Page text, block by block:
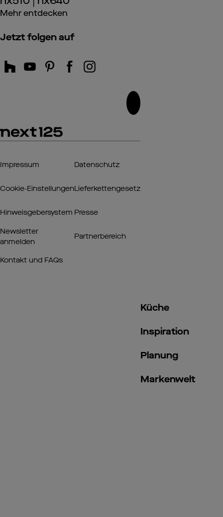
Mehr entdecken
Küche
Inspiration
Planung
Markenwelt
Impressum Datenschutz
Cookie‑EinstellungenLieferkettengesetz
Hinweisgebersystem Presse
Newsletter
anmelden
Partnerbereich
Kontakt und FAQs
Jetzt folgen auf